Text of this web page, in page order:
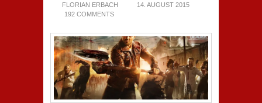
FLORIAN ERBACH
14. AUGUST 2015
192 COMMENTS